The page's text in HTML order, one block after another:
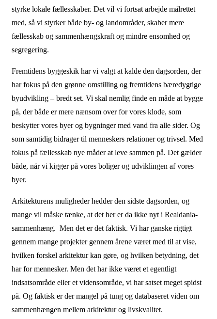
styrke lokale fællesskaber. Det vil vi fortsat arbejde målrettet
med, så vi styrker både by- og landområder, skaber mere
fællesskab og sammenhængskraft og mindre ensomhed og
segregering.
Fremtidens byggeskik har vi valgt at kalde den dagsorden, der
har fokus på den grønne omstilling og fremtidens bæredygtige
byudvikling – bredt set. Vi skal nemlig finde en måde at bygge
på, der både er mere nænsom over for vores klode, som
beskytter vores byer og bygninger med vand fra alle sider. Og
som samtidig bidrager til menneskers relationer og trivsel. Med
fokus på fællesskab nye måder at leve sammen på. Det gælder
både, når vi kigger på vores boliger og udviklingen af vores
byer.
Arkitekturens muligheder hedder den sidste dagsorden, og
mange vil måske tænke, at det her er da ikke nyt i Realdania-
sammenhæng. Men det er det faktisk. Vi har ganske rigtigt
gennem mange projekter gennem årene været med til at vise,
hvilken forskel arkitektur kan gøre, og hvilken betydning, det
har for mennesker. Men det har ikke været et egentligt
indsatsområde eller et vidensområde, vi har satset meget spidst
på. Og faktisk er der mangel på tung og databaseret viden om
sammenhængen mellem arkitektur og livskvalitet.